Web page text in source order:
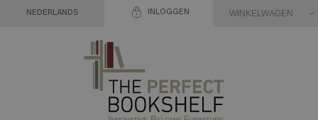
INLOGGEN
NEDERLANDS WINKELWAGEN